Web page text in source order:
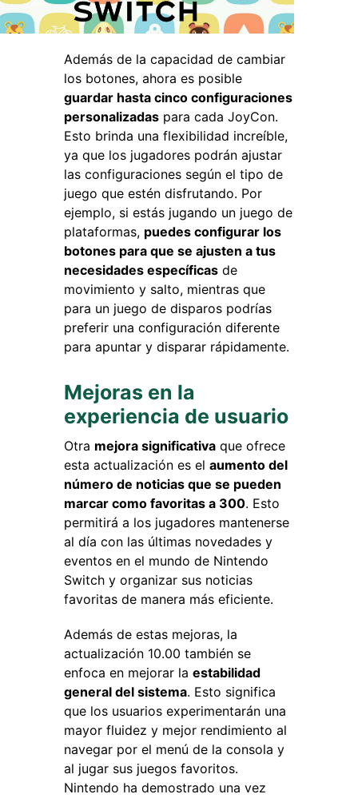
Además de la capacidad de cambiar
los botones, ahora es posible
guardar hasta cinco configuraciones
personalizadas para cada JoyCon.
Esto brinda una flexibilidad increíble,
ya que los jugadores podrán ajustar
las configuraciones según el tipo de
juego que estén disfrutando. Por
ejemplo, si estás jugando un juego de
plataformas, puedes configurar los
botones para que se ajusten a tus
necesidades específicas de
movimiento y salto, mientras que
para un juego de disparos podrías
preferir una configuración diferente
para apuntar y disparar rápidamente.
Mejoras en la
experiencia de usuario
Otra mejora significativa que ofrece
esta actualización es el aumento del
número de noticias que se pueden
marcar como favoritas a 300. Esto
permitirá a los jugadores mantenerse
al día con las últimas novedades y
eventos en el mundo de Nintendo
Switch y organizar sus noticias
favoritas de manera más eficiente.
Además de estas mejoras, la
actualización 10.00 también se
enfoca en mejorar la estabilidad
general del sistema. Esto significa
que los usuarios experimentarán una
mayor fluidez y mejor rendimiento al
navegar por el menú de la consola y
al jugar sus juegos favoritos.
Nintendo ha demostrado una vez